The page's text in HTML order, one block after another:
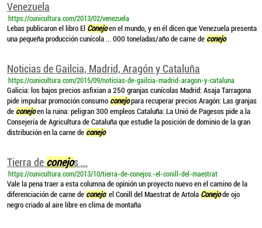
Venezuela
https://cunicultura.com/2013/02/venezuela
Lebas publicaron el libro El Conejoen el mundo, y en él dicen que Venezuela presenta
una pequeña producción cunícola ... 000 toneladas/año de carne de conejo
Noticias de Gailcia, Madrid, Aragón y Cataluña
https://cunicultura.com/2015/09/noticias-de-gailcia-madrid-aragon-y-cataluna
Galicia: los bajos precios asfixian a 250 granjas cunícolas Madrid: Asaja Tarragona
pide impulsar promoción consumo conejopara recuperar precios Aragón: Las granjas
de conejoen la ruina: peligran 300 empleos Cataluña: La Unió de Pagesos pide a la
Consejería de Agricultura de Cataluña que estudie la posición de dominio de la gran
distribución en la carne de conejo
Tierra de conejos ...
https://cunicultura.com/2013/10/tierra-de-conejos.-el-conill-del-maestrat
Vale la pena traer a esta columna de opinión un proyecto nuevo en el camino de la
diferenciación de carne de conejo: el Conill del Maestrat de Artola Conejode ojo
negro criado al aire libre en clima de montaña